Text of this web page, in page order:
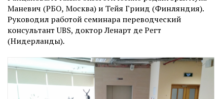
Маневич (РБО, Москва) и Тейя Гриид (Финляндия).
Руководил работой семинара переводческий
консультант UBS, доктор Ленарт де Регт
(Нидерланды).